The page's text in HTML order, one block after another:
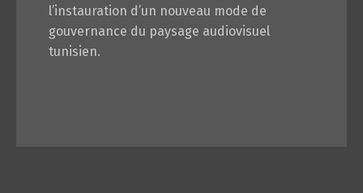
l’instauration d’un nouveau mode de
gouvernance du paysage audiovisuel
tunisien.